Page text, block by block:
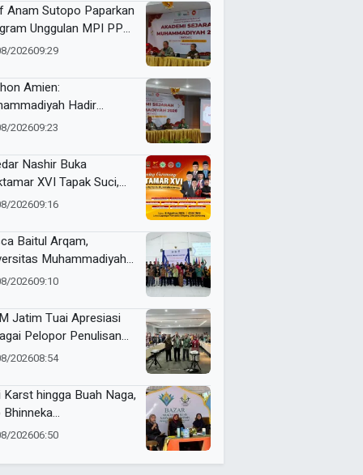
Anam Sutopo Paparkan
Unggulan MPI PP
202609:29
Amien:
Hadir
Akidah
202609:23
Nashir Buka
XVI Tapak Suci,
Menteri dan Kapolri
202609:16
Baitul Arqam,
Muhammadiyah
Barat Kawal RTL
202609:10
Jatim Tuai Apresiasi
Pelopor Penulisan
Muhammadiyah
202608:54
Karst hingga Buah Naga,
Bhinneka
Tunjukkan
Nasyiatul Aisyiyah
202606:50